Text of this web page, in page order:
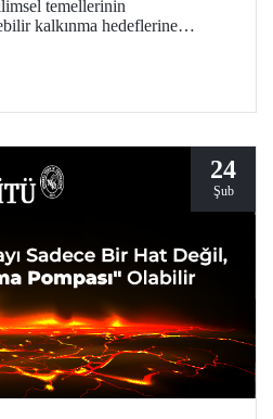
temellerinin
kalkınma hedeflerine
hazırlanan Sıfır Atık Enstitüsü
24
Şub